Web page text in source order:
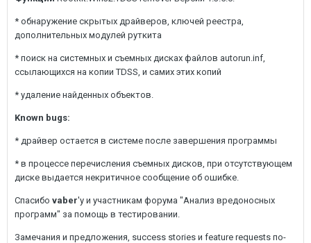
* обнаружение скрытых драйверов, ключей реестра,
дополнительных модулей руткита
* поиск на системных и съемных дисках файлов autorun.inf,
ссылающихся на копии TDSS, и самих этих копий
* удаление найденных объектов.
Known bugs:
* драйвер остается в системе после завершения программы
* в процессе перечисления съемных дисков, при отсутствующем
диске выдается некритичное сообщение об ошибке.
Спасибо vaber'у и участникам форума "Анализ вредоносных
программ" за помощь в тестировании.
Замечания и предложения, success stories и feature requests по-